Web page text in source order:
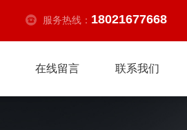
服务热线： 18021677668
在线留言 联系我们